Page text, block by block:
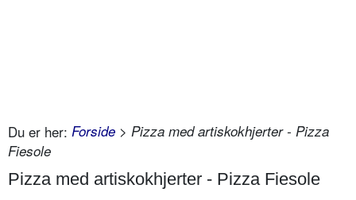
Du er her: Forside > Pizza med artiskokhjerter - Pizza
Fiesole
Pizza med artiskokhjerter - Pizza Fiesole